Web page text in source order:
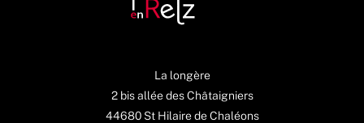
La longère
2 bis allée des Châtaigniers
44680 St Hilaire de Chaléons